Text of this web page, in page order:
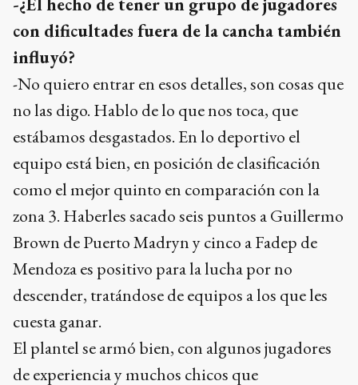
con dificultades fuera de la cancha también
influyó?
-No quiero entrar en esos detalles, son cosas que
no las digo. Hablo de lo que nos toca, que
estábamos desgastados. En lo deportivo el
equipo está bien, en posición de clasificación
como el mejor quinto en comparación con la
zona 3. Haberles sacado seis puntos a Guillermo
Brown de Puerto Madryn y cinco a Fadep de
Mendoza es positivo para la lucha por no
descender, tratándose de equipos a los que les
cuesta ganar.
El plantel se armó bien, con algunos jugadores
de experiencia y muchos chicos que